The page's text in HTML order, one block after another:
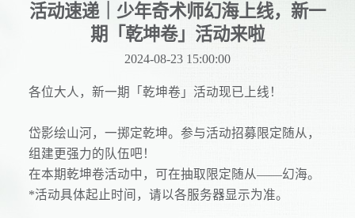
活动速递｜少年奇术师幻海上线，新一
期「乾坤卷」活动来啦
2024-08-23 15:00:00
各位大人，新一期「乾坤卷」活动现已上线！
岱影绘山河，一掷定乾坤。参与活动招募限定随从，
组建更强力的队伍吧！
在本期乾坤卷活动中，可在抽取限定随从——幻海。
*活动具体起止时间，请以各服务器显示为准。